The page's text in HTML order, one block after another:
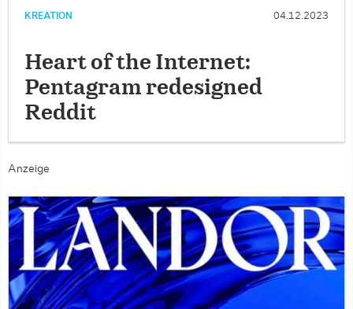
KREATION 04.12.2023
Heart of the Internet:
Pentagram redesigned
Reddit
Anzeige